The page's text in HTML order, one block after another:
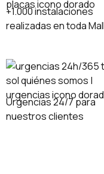
+1.000 instalaciones
realizadas en toda
Urgencias 24/7 para
nuestros clientes